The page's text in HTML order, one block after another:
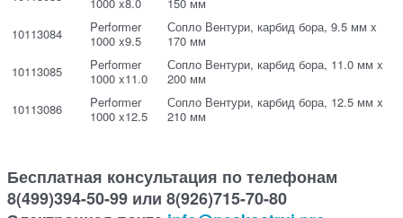
10113084
Performer
1000 x9.5
Сопло Вентури, карбид бора, 9.5 мм x
170 мм
10113085
Performer
1000 x11.0
Сопло Вентури, карбид бора, 11.0 мм x
200 мм
10113086
Performer
1000 x12.5
Сопло Вентури, карбид бора, 12.5 мм x
210 мм
Бесплатная консультация по телефонам
8(499)394-50-99 или 8(926)715-70-80